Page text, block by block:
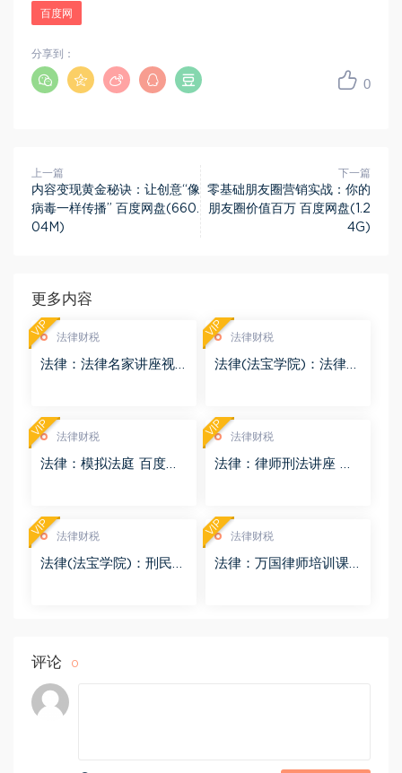
百度网
0
分享到：
上一篇
内容变现黄金秘诀：让创意“像
病毒一样传播” 百度网盘(660.
04M)
下一篇
零基础朋友圈营销实战：你的
朋友圈价值百万 百度网盘(1.2
4G)
更多内容
法律财税
法律：法律名家讲座视
VIP 法律财税
法律(法宝学院)：法律信
VIP
法律财税
法律：模拟法庭 百度网
VIP 法律财税
法律：律师刑法讲座 百
VIP
法律财税
法律(法宝学院)：刑民交
VIP 法律财税
法律：万国律师培训课
VIP
评论 0